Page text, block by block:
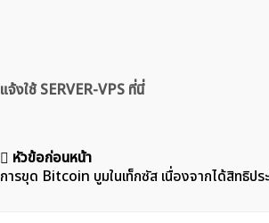
แจ้งใช้ SERVER-VPS ที่นี่
แนะแนว
เรื่อง
หัวข้อก่อนหน้า
การขุด Bitcoin บูมในเท็กซัส เนื่องจากได้สิทธิป